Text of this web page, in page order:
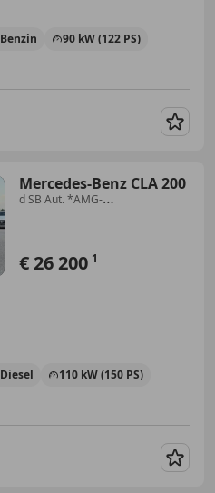
Benzin
90 kW (122 PS)
Mercedes-Benz CLA 200
d SB Aut. *AMG-
€ 26 200 1
Diesel
110 kW (150 PS)